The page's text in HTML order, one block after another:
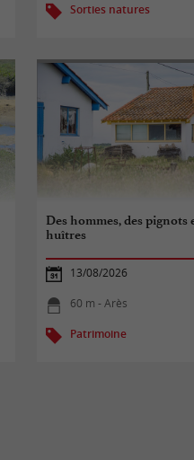
Sorties natures
Des hommes, des pignots
huîtres
13/08/2026
60 m - Arès
Patrimoine